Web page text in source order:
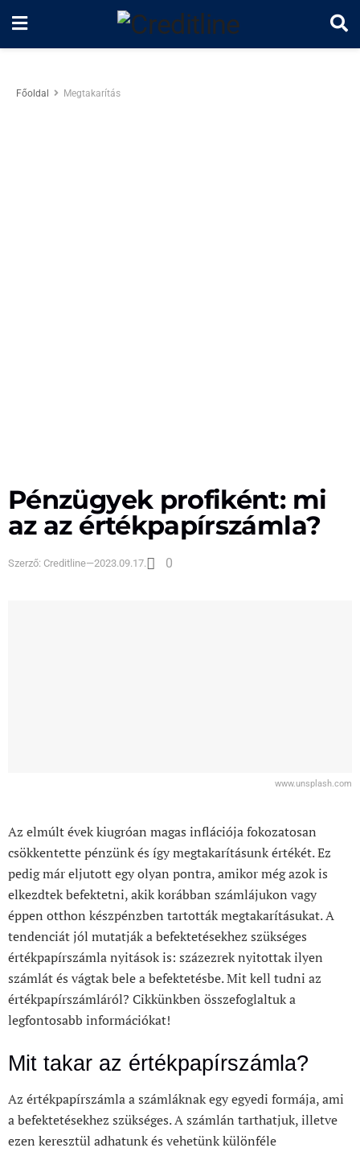
Főoldal Megtakarítás
Pénzügyek profiként: mi
az az értékpapírszámla?
Szerző: Creditline—2023.09.17. 0
www.unsplash.com
Az elmúlt évek kiugróan magas inflációja fokozatosan
csökkentette pénzünk és így megtakarításunk értékét. Ez
pedig már eljutott egy olyan pontra, amikor még azok is
elkezdtek befektetni, akik korábban számlájukon vagy
éppen otthon készpénzben tartották megtakarításukat. A
tendenciát jól mutatják a befektetésekhez szükséges
értékpapírszámla nyitások is: százezrek nyitottak ilyen
számlát és vágtak bele a befektetésbe. Mit kell tudni az
értékpapírszámláról? Cikkünkben összefoglaltuk a
legfontosabb információkat!
Mit takar az értékpapírszámla?
Az értékpapírszámla a számláknak egy egyedi formája, ami
a befektetésekhez szükséges. A számlán tarthatjuk, illetve
ezen keresztül adhatunk és vehetünk különféle